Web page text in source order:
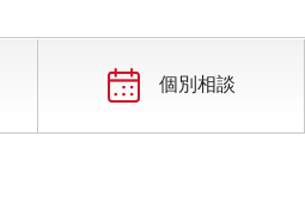
個別相談